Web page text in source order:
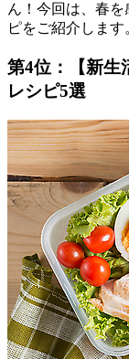
ん！今回は、春
ピをご紹介します
第4位：【新生
レシピ5選